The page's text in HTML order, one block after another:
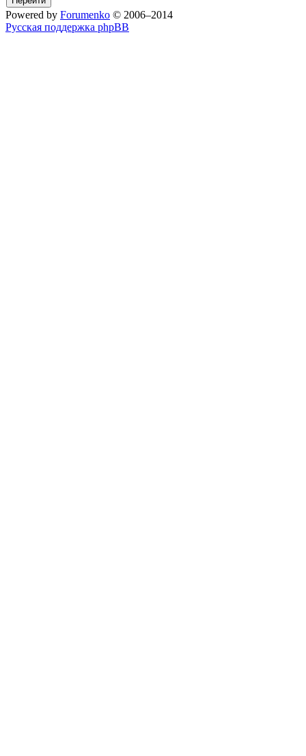
Powered by Forumenko © 2006–2014
Русская поддержка phpBB